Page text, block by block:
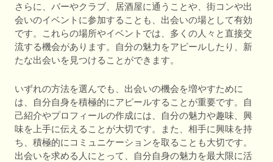
さらに、バーやクラブ、居酒屋に通うことや、街コンや出
会いのイベントに参加することも、出会いの場として有効
です。これらの場所やイベントでは、多くの人々と直接交
流する機会があります。自分の魅力をアピールしたり、新
たな出会いを見つけることができます。
いずれの方法を選んでも、出会いの機会を増やすために
は、自分自身を積極的にアピールすることが重要です。自
己紹介やプロフィールの作成には、自分の魅力や趣味、興
味を上手に伝えることが大切です。また、相手に興味を持
ち、積極的にコミュニケーションを取ることも大切です。
出会いを求める人にとって、自分自身の魅力を最大限に活